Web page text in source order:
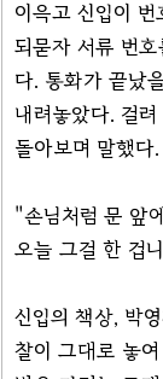
이윽고 신입이
되묻자 서류 번
다. 통화가 끝났
내려놓았다. 걸
돌아보며 말했다.
"손님처럼 문 앞
오늘 그걸 한 겁
신입의 책상, 박
찰이 그대로 놓